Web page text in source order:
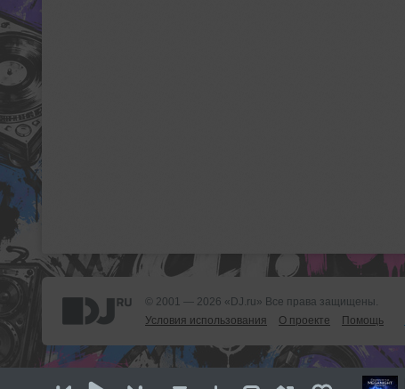
© 2001 — 2026 «DJ.ru» Все права защищены.
Условия использования
О проекте Помощь